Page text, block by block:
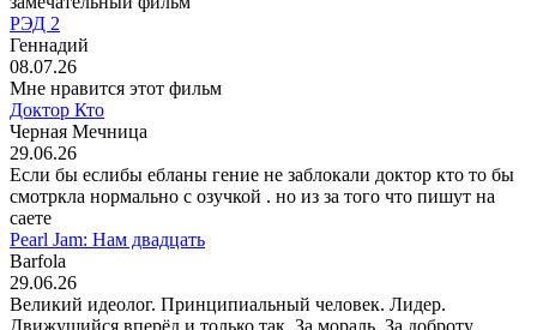
РЭД 2
Геннадий
08.07.26
Мне нравится этот фильм
Доктор Кто
Черная Мечница
29.06.26
Если бы еслибы ебланы гение не заблокали доктор кто то бы
смотркла нормально с озучкой . но из за того что пишут на
саете
Pearl Jam: Нам двадцать
Barfola
29.06.26
Великий идеолог. Принципиальный человек. Лидер.
Движущийся вперёд и только так. За мораль. За доброту